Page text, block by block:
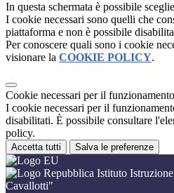
In questa schermata è possibile
I cookie necessari sono quelli che
piattaforma e non è possibile
Per conoscere quali sono i cookie
visionare la COOKIE POLICY.
Cookie necessari per il funzionamento
I cookie necessari per il
disabilitati. È possibile consultare
policy.
Accetta tutti Salva le preferenze
Istituto
Cavallotti"